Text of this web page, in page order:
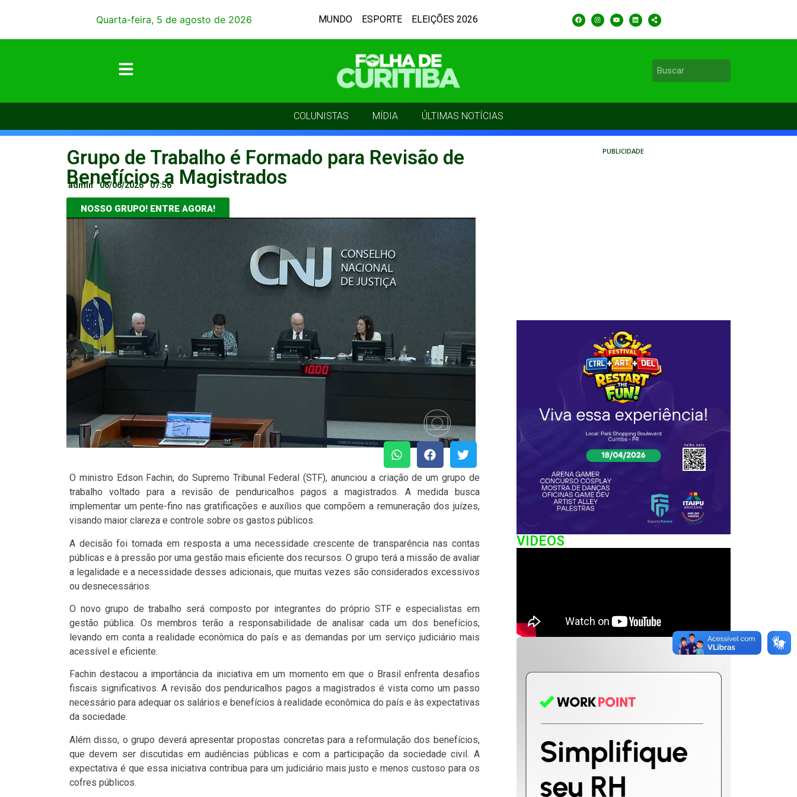
Quarta-feira, 5 de agosto de 2026 MUNDO ESPORTE ELEIÇÕES 2026
COLUNISTAS MÍDIA ÚLTIMAS NOTÍCIAS
Grupo de Trabalho é Formado para Revisão de
Benefícios a Magistrados
admin 06/06/2026 07:56
NOSSO GRUPO! ENTRE AGORA!
O ministro Edson Fachin, do Supremo Tribunal Federal (STF), anunciou a criação de um grupo de
trabalho voltado para a revisão de penduricalhos pagos a magistrados. A medida busca
implementar um pente-fino nas gratificações e auxílios que compõem a remuneração dos juízes,
visando maior clareza e controle sobre os gastos públicos.
A decisão foi tomada em resposta a uma necessidade crescente de transparência nas contas
públicas e à pressão por uma gestão mais eficiente dos recursos. O grupo terá a missão de avaliar
a legalidade e a necessidade desses adicionais, que muitas vezes são considerados excessivos
ou desnecessários.
O novo grupo de trabalho será composto por integrantes do próprio STF e especialistas em
gestão pública. Os membros terão a responsabilidade de analisar cada um dos benefícios,
levando em conta a realidade econômica do país e as demandas por um serviço judiciário mais
acessível e eficiente.
Fachin destacou a importância da iniciativa em um momento em que o Brasil enfrenta desafios
fiscais significativos. A revisão dos penduricalhos pagos a magistrados é vista como um passo
necessário para adequar os salários e benefícios à realidade econômica do país e às expectativas
da sociedade.
Além disso, o grupo deverá apresentar propostas concretas para a reformulação dos benefícios,
que devem ser discutidas em audiências públicas e com a participação da sociedade civil. A
expectativa é que essa iniciativa contribua para um judiciário mais justo e menos custoso para os
cofres públicos.
PUBLICIDADE
VIDEOS